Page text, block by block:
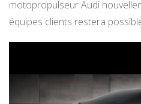
motopropulseur Audi
équipes clients restera